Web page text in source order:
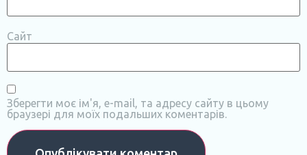
Сайт
Зберегти моє ім'я, e-mail, та адресу сайту в цьому
браузері для моїх подальших коментарів.